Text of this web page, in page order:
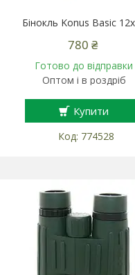
Бінокль Konus Basic
780 ₴
Готово до відправки
Оптом і в роздріб
Купити
774528